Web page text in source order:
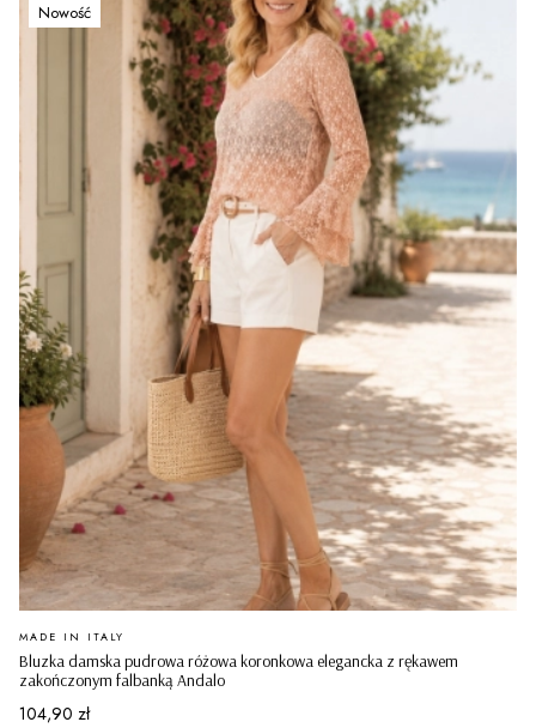
Nowość
Bluzka damska pudrowa różowa koronkowa elegancka z rękawem
zakończonym falbanką Andalo
PRODUCENT
MADE IN ITALY
Cena
104,90 zł